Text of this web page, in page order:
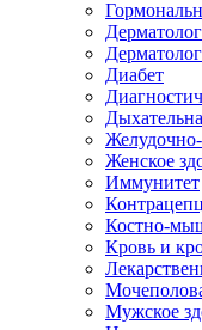
Диабет
Женское
Иммунитет
Костно-
Кровь и
Мужское